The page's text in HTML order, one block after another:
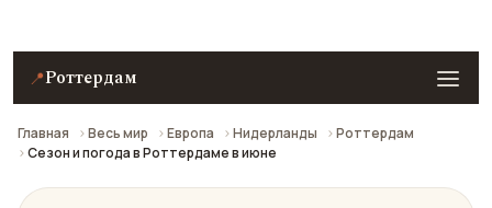
📍Роттердам
Главная Весь мир Европа Нидерланды
Роттердам
Сезон и погода в Роттердаме в июне